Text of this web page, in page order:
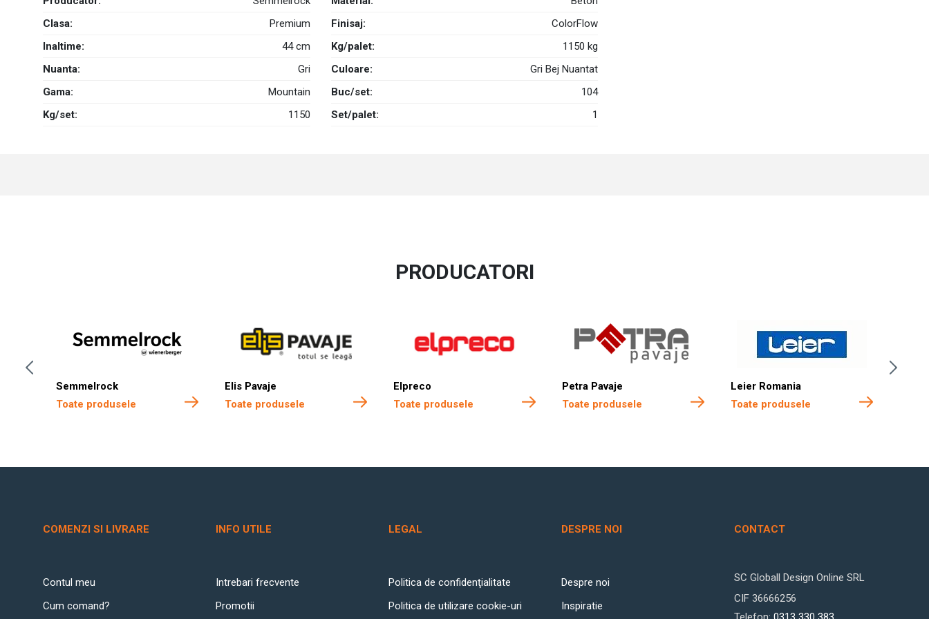
Clasa:
Premium Finisaj:
ColorFlow
Inaltime:
44 cm Kg/palet:
1150 kg
Nuanta:
Gri Culoare:
Gri Bej Nuantat
Gama:
Mountain Buc/set:
104
Kg/set:
1150 Set/palet: 1
PRODUCATORI
Semmelrock
Toate produsele
Elis Pavaje
Toate produsele
Elpreco
Toate produsele
Petra Pavaje
Toate produsele
Leier Romania
Toate produsele
COMENZI SI LIVRARE
Contul meu
Cum comand?
INFO UTILE
Intrebari frecvente
Promotii
LEGAL
Politica de confidenţialitate
Politica de utilizare cookie-uri
DESPRE NOI
Despre noi
Inspiratie
CONTACT
SC Globall Design Online SRL
CIF 36666256